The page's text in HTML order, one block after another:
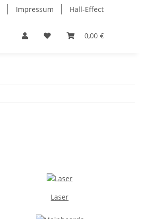
Impressum Hall-Effect
0,00 €
Laser